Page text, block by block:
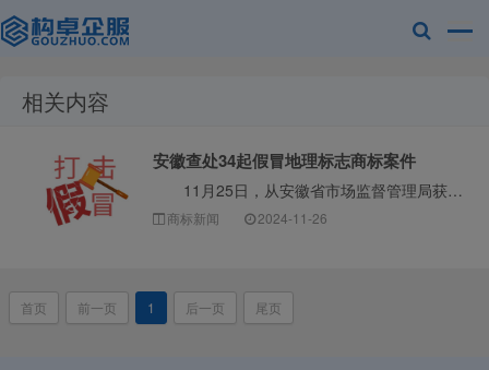
相关内容
安徽查处34起假冒地理标志商标案件
11月25日，从安徽省市场监督管理局获悉，为加强地理标志保护，安徽省于今年9月上旬至11月中旬，在全省范围内部署开展了秋季地理标志保护专项行动。 ···
商标新闻 2024-11-26
首页 前一页 1 后一页 尾页